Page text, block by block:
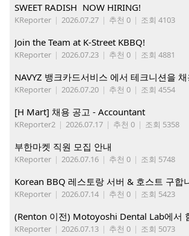
SWEET RADISH NOW HIRING!
KReporter | 2026.07.27 | 추천 0 | 조회 4103
Join the Team at K-Street KBBQ!
KReporter | 2026.07.23 | 추천 0 | 조회 4881
NAVYZ 뱅크카드서비스 에서 테크니션을
KReporter | 2026.07.20 | 추천 0 | 조회 4554
[H Mart] 채용 공고 - Accountant
KReporter2 | 2026.07.17 | 추천 0 | 조회 5358
부한마켓 직원 모집 안내
KReporter | 2026.07.16 | 추천 0 | 조회 5748
KReporter | 2026.07.14 | 추천 0 | 조회 5423
KReporter | 2026.07.13 | 추천 0 | 조회 5073